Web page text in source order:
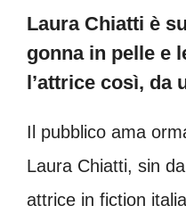
Laura Chiatti è
gonna in pelle e
l’attrice così, da
Il pubblico ama
Laura Chiatti, sin
attrice in fiction